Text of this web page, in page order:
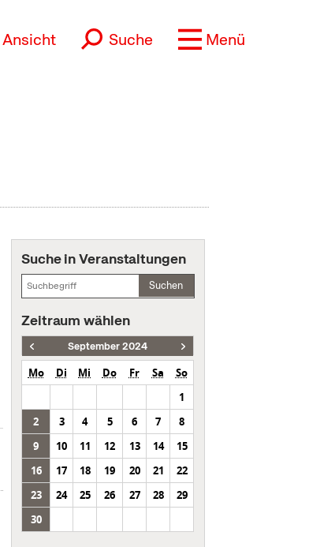
Ansicht Suche Menü
Suche in Veranstaltungen
Suchen
Zeitraum wählen
September 2024
Mo Di Mi Do Fr Sa
So
1
2
3 4 5 6 7
8
9
10 11 12 13 14
15
16
17 18 19 20 21
22
23
24 25 26 27 28
29
30